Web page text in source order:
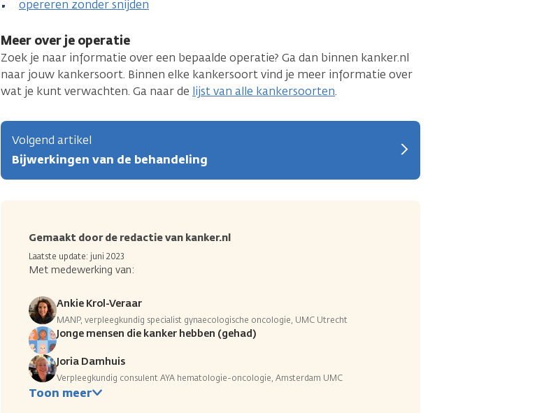
opereren zonder snijden
Meer over je operatie
Zoek je naar informatie over een bepaalde operatie? Ga dan binnen kanker.nl
naar jouw kankersoort. Binnen elke kankersoort vind je meer informatie over
wat je kunt verwachten. Ga naar de lijst van alle kankersoorten.
Volgend artikel
Bijwerkingen van de behandeling
Gemaakt door de redactie van kanker.nl
Laatste update: juni 2023
Met medewerking van:
Ankie Krol-Veraar
MANP, verpleegkundig specialist gynaecologische oncologie, UMC Utrecht
Jonge mensen die kanker hebben (gehad)
Joria Damhuis
Verpleegkundig consulent AYA hematologie-oncologie, Amsterdam UMC
Toon meer